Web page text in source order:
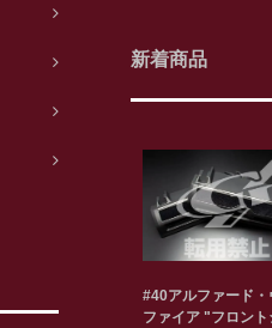
新着商品
#40アルファード・
ファイア "フロント